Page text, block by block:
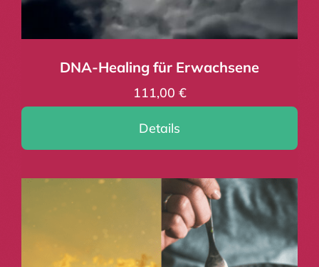
DNA-Healing für Erwachsene
111,00 €
Details